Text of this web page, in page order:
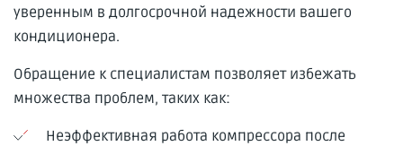
уверенным в долгосрочной надежности вашего
кондиционера.
Обращение к специалистам позволяет избежать
множества проблем, таких как:
Неэффективная работа компрессора после